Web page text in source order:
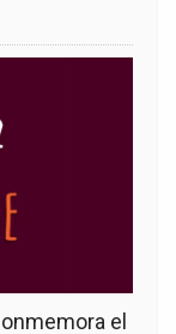
el